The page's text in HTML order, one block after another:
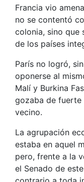
Francia vio
no se contentó
colonia, sino que
de los países
París no logró,
oponerse al
Malí y Burkina
gozaba de
vecino.
La agrupación
estaba en aquel
pero, frente a la
el Senado de